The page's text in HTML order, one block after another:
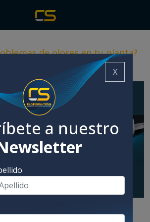
de olores en tu planta?
X
a nuestro